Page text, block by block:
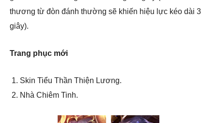
thương từ đòn đánh thường sẽ khiến hiệu lực kéo dài 3
giây).
Trang phục mới
Skin Tiểu Thần Thiện Lương.
Nhà Chiêm Tinh.